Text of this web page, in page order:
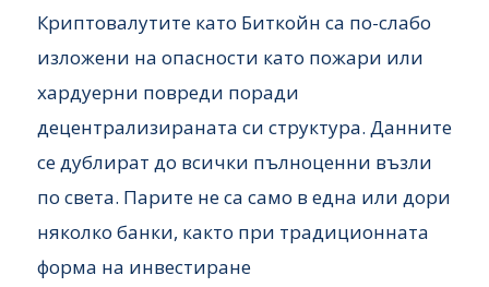
Криптовалутите като Биткойн са по-слабо
изложени на опасности като пожари или
хардуерни повреди поради
децентрализираната си структура. Данните
се дублират до всички пълноценни възли
по света. Парите не са само в една или дори
няколко банки, както при традиционната
форма на инвестиране